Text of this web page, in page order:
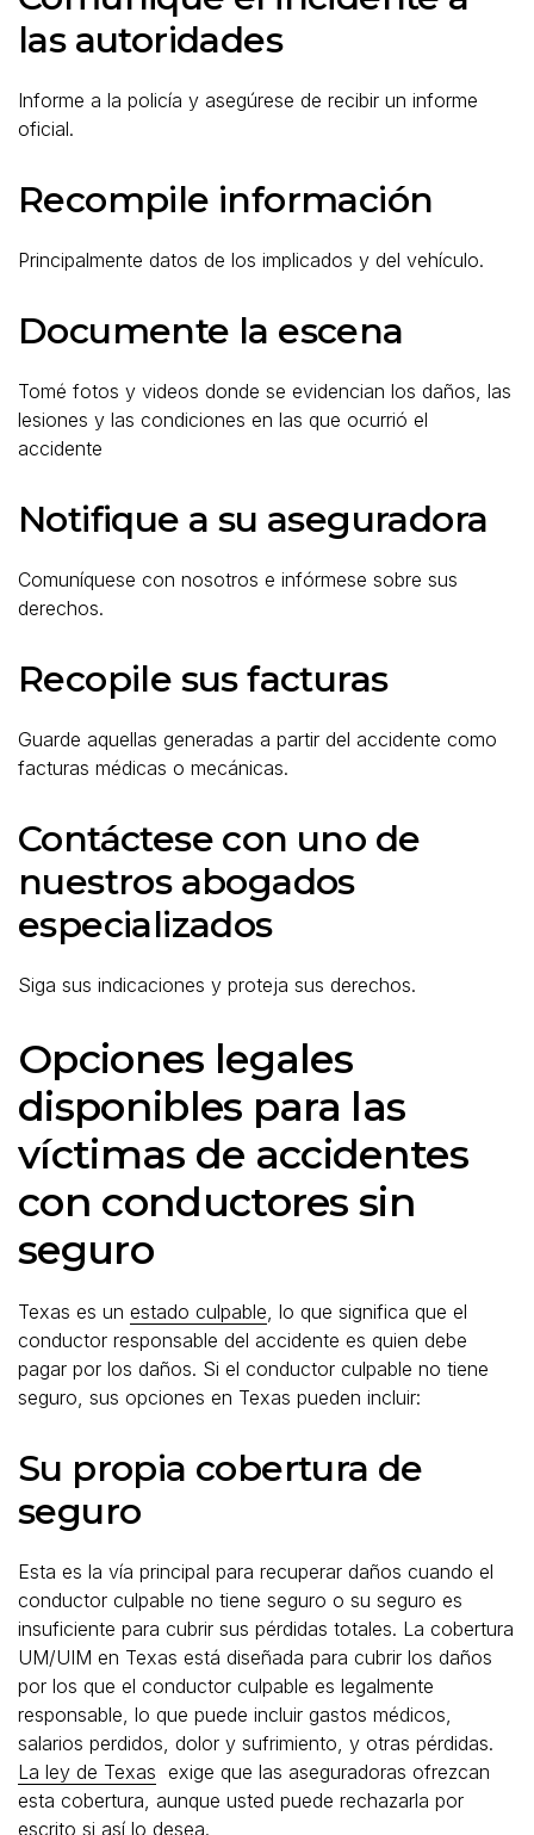
las autoridades
Informe a la policía y asegúrese de recibir un informe
oficial.
Recompile información
Principalmente datos de los implicados y del vehículo.
Documente la escena
Tomé fotos y videos donde se evidencian los daños, las
lesiones y las condiciones en las que ocurrió el
accidente
Notifique a su aseguradora
Comuníquese con nosotros e infórmese sobre sus
derechos.
Recopile sus facturas
Guarde aquellas generadas a partir del accidente como
facturas médicas o mecánicas.
Contáctese con uno de
nuestros abogados
especializados
Siga sus indicaciones y proteja sus derechos.
Opciones legales
disponibles para las
víctimas de accidentes
con conductores sin
seguro
Texas es un estado culpable , lo que significa que el
conductor responsable del accidente es quien debe
pagar por los daños. Si el conductor culpable no tiene
seguro, sus opciones en Texas pueden incluir:
Su propia cobertura de
seguro
Esta es la vía principal para recuperar daños cuando el
conductor culpable no tiene seguro o su seguro es
insuficiente para cubrir sus pérdidas totales. La cobertura
UM/UIM en Texas está diseñada para cubrir los daños
por los que el conductor culpable es legalmente
responsable, lo que puede incluir gastos médicos,
salarios perdidos, dolor y sufrimiento, y otras pérdidas.
La ley de Texas exige que las aseguradoras ofrezcan
esta cobertura, aunque usted puede rechazarla por
escrito si así lo desea.